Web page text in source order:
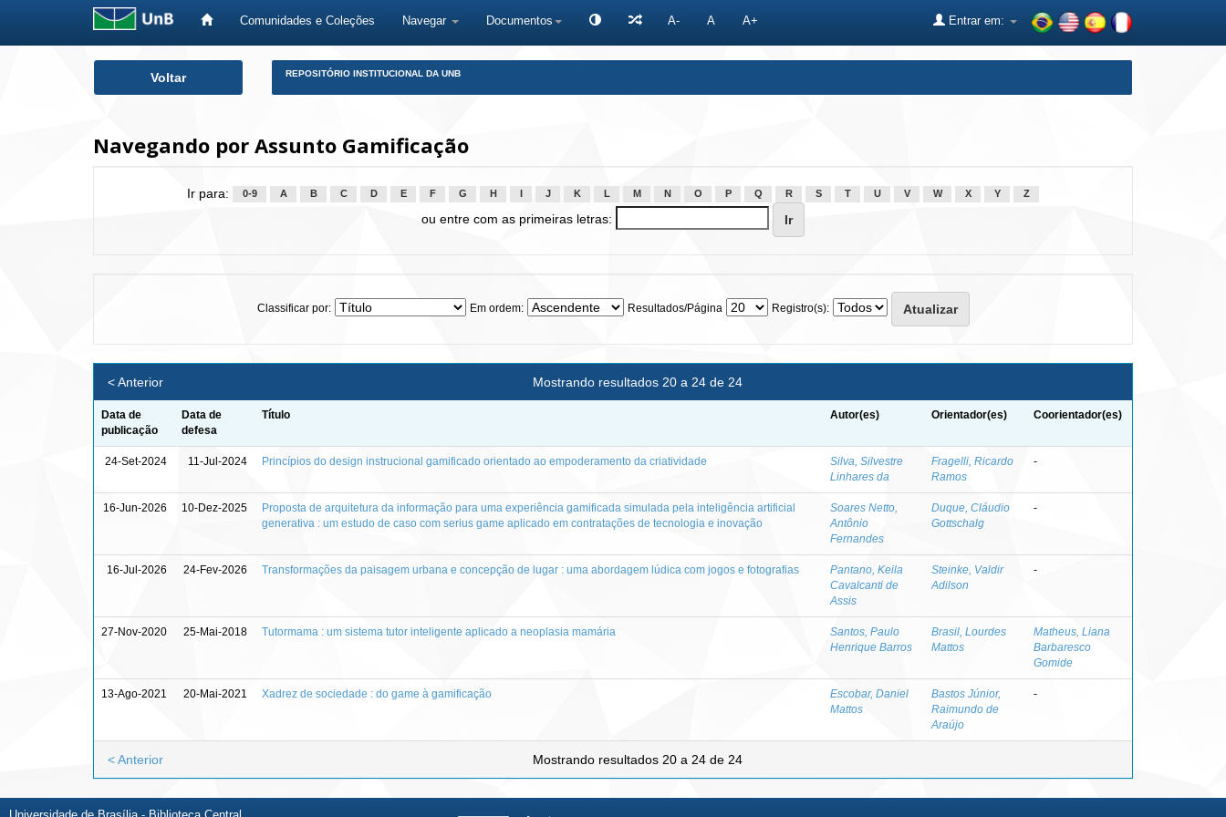
Comunidades e Coleções Navegar Documentos A- A A+ Entrar em:
Voltar REPOSITÓRIO INSTITUCIONAL DA UNB
Navegando por Assunto Gamificação
Ir para: 0-9 A B C D E F G H J K L M N O P Q R S T U V W X Y Z
ou entre com as primeiras letras:
Classificar por: Em ordem: Resultados/Página Registro(s):
Mostrando resultados 20 a 24 de 24
< Anterior
Data de
publicação
Data de
defesa
Título Autor(es) Orientador(es) Coorientador(es)
24-Set-2024 11-Jul-2024 Princípios do design instrucional gamificado orientado ao empoderamento da criatividade
Silva, Silvestre
Linhares da
Fragelli, Ricardo
Ramos
-
16-Jun-2026 10-Dez-2025
Proposta de arquitetura da informação para uma experiência gamificada simulada pela inteligência artificial
generativa : um estudo de caso com serius game aplicado em contratações de tecnologia e inovação
Soares Netto,
Antônio
Fernandes
Duque, Cláudio
Gottschalg
-
16-Jul-2026 24-Fev-2026 Transformações da paisagem urbana e concepção de lugar : uma abordagem lúdica com jogos e fotografias
Pantano, Keila
Cavalcanti de
Assis
Steinke, Valdir
Adilson
-
27-Nov-2020 25-Mai-2018 Tutormama : um sistema tutor inteligente aplicado a neoplasia mamária
Santos, Paulo
Henrique Barros
Brasil, Lourdes
Mattos
Matheus, Liana
Barbaresco
Gomide
13-Ago-2021 20-Mai-2021 Xadrez de sociedade : do game à gamificação
Escobar, Daniel
Mattos
Bastos Júnior,
Raimundo de
Araújo
-
Mostrando resultados 20 a 24 de 24
< Anterior
Universidade de Brasília - Biblioteca Central